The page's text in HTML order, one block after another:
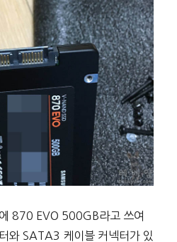
870 EVO 500GB라고 쓰여
와 SATA3 케이블 커넥터가 있